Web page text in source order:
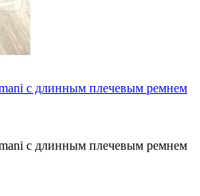
с длинным плечевым ремнем
с длинным плечевым ремнем